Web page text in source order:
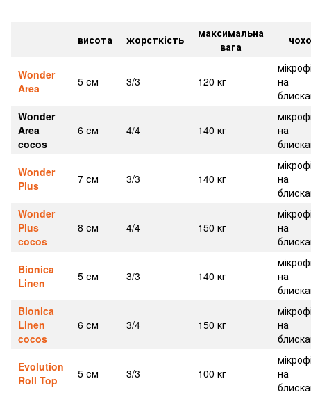
висота жорсткість
максимальна
вага
Wonder
Area
5 см 3/3 120 кг
на
Wonder
Area
cocos
6 см 4/4 140 кг
на
Wonder
Plus
7 см 3/3 140 кг
на
Wonder
Plus
cocos
8 см 4/4 150 кг
на
Bionica
Linen
5 см 3/3 140 кг
на
Bionica
Linen
cocos
6 см 3/4 150 кг
на
Evolution
Roll Top
5 см 3/3 100 кг
на